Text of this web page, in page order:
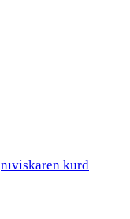
nıviskaren kurd